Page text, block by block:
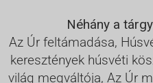
Néhány a
Az Úr feltámadása,
keresztények húsvéti
világ megváltója, Az Úr